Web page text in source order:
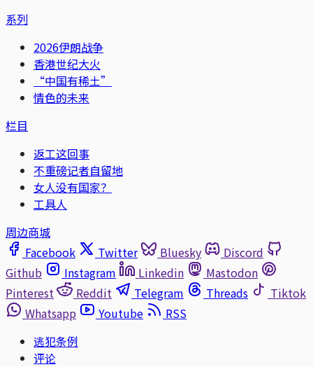
系列
2026伊朗战争
香港世纪大火
“中国有稀土”
情色的未来
栏目
返工这回事
不重磅记者自留地
女人没有国家？
工具人
周边商城
Facebook
Twitter Bluesky
Discord
Github
Instagram Linkedin
Mastodon
Pinterest
Reddit Telegram Threads
Tiktok
Whatsapp
Youtube
RSS
逃犯条例
评论